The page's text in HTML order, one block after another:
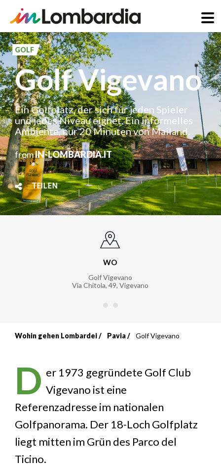
Direkt
zum
Inhalt
GOLF
Golf Vigevano
Ein Golfplatz, der sich für jeden Spieler
und jedes Niveau eignet. Ein informelles
Ambiente, nur 20 Minuten von Mailand.
fromIN-LOMBARDIA.IT
TEILEN
WO
Golf Vigevano
Via Chitola, 49, Vigevano
Breadcrumb
Wohin gehen Lombardei Pavia Golf Vigevano
D er 1973 gegründete Golf Club
Vigevano ist eine
Referenzadresse im nationalen
Golfpanorama. Der 18-Loch Golfplatz
liegt mitten im Grün des Parco del
Ticino.